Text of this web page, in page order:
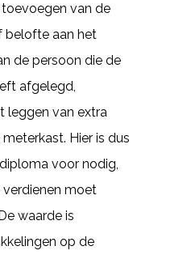
van de
belofte aan het
de persoon die de
afgelegd,
leggen van extra
Hier is dus
voor nodig,
verdienen moet
waarde is
op de